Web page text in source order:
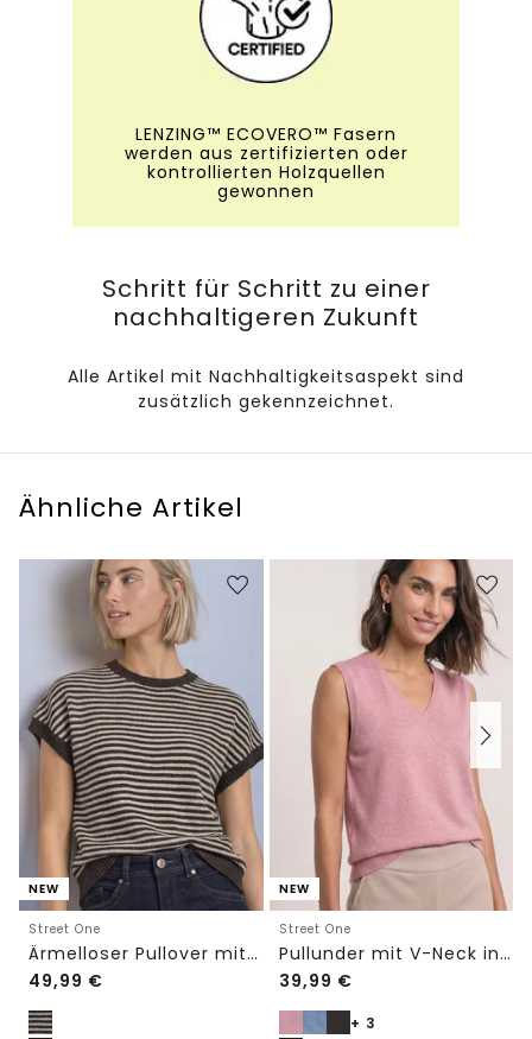
LENZING™ ECOVERO™ Fasern
werden aus zertifizierten oder
kontrollierten Holzquellen
gewonnen
Schritt für Schritt zu einer
nachhaltigeren Zukunft
Alle Artikel mit Nachhaltigkeitsaspekt sind
zusätzlich gekennzeichnet.
Ähnliche Artikel
NEW
Street One
Ärmelloser Pullover mit Rundhals
49,99 €
NEW
Street One
Pullunder mit V-Neck in Unifarbe
39,99 €
+ 3